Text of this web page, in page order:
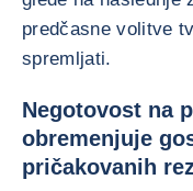
predčasne volitve
spremljati.
Negotovost na
obremenjuje
pričakovanih